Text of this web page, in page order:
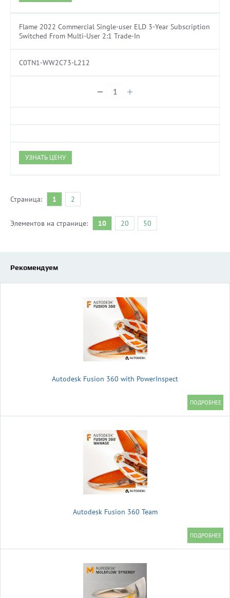
Flame 2022 Commercial Single-user ELD 3-Year Subscription
Switched From Multi-User 2:1 Trade-In
C0TN1-WW2C73-L212
УЗНАТЬ ЦЕНУ
Страница: 1 2
Элементов на странице: 10 20 50
Рекомендуем
Autodesk Fusion 360 with PowerInspect
Autodesk Fusion 360 Team